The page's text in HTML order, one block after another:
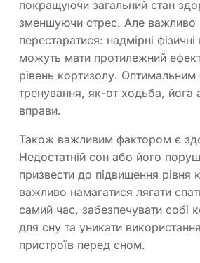
покращуючи загальний стан
зменшуючи стрес. Але важливо
перестаратися: надмірні
можуть мати протилежний ефект
рівень кортизолу. Оптимальним
тренування, як-от ходьба, йога
вправи.
Також важливим фактором є
Недостатній сон або його
призвести до підвищення рівня
важливо намагатися лягати
самий час, забезпечувати собі
для сну та уникати
пристроїв перед сном.